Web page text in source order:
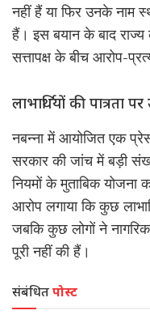
नहीं हैं या फिर उनके नाम
हैं। इस बयान के बाद राज्य
सत्तापक्ष के बीच आरोप-
लाभार्थियों की पात्रता
नबन्ना में आयोजित एक
सरकार की जांच में बड़ी
नियमों के मुताबिक योजना
आरोप लगाया कि कुछ
जबकि कुछ लोगों ने
पूरी नहीं की हैं।
संबंधितपोस्ट